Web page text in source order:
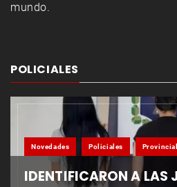
mundo.
POLICIALES
Novedades Policiales
IDENTIFICARON A LAS